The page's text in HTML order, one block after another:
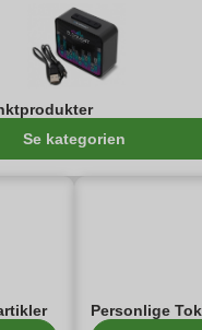
Se kategorien
Personlige